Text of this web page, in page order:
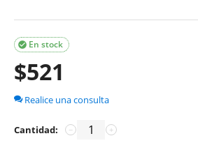
En stock

$521
Realice una consulta
Cantidad: +
−